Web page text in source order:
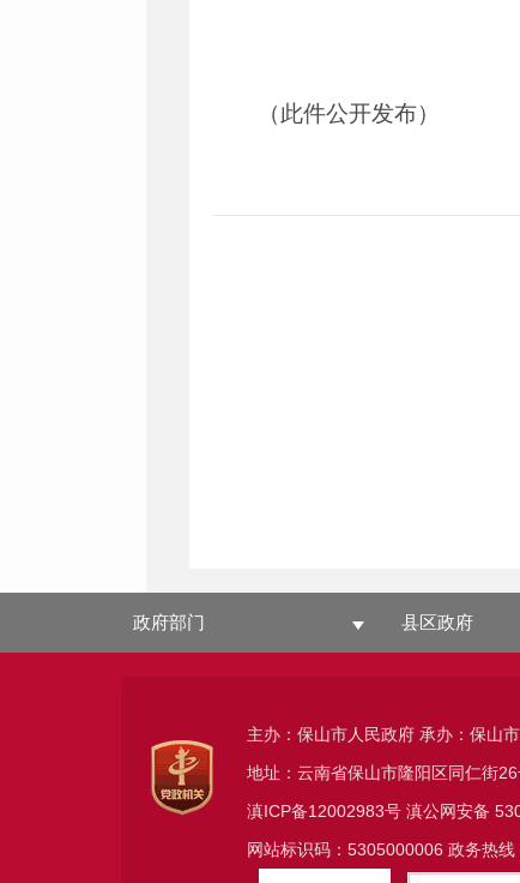
（此件公开发布）
政府部门 县区政府
主办：保山市人民政府 承办：保山
地址：云南省保山市隆阳区同仁街
滇ICP备12002983号滇公网安备
网站标识码：5305000006 政务热